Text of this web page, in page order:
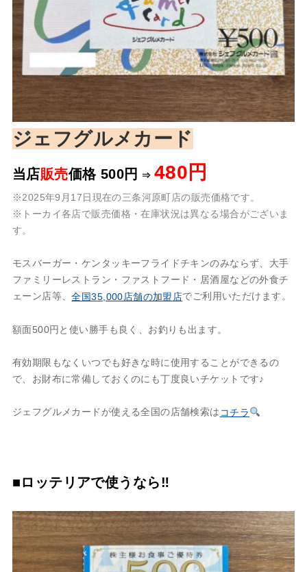
ジェフグルメカード
当店販売価格 500円 ⇒ 480円
※2025年9月17日現在の三条河原町店の販売価格です。
※トーカイ各店で販売価格・在庫状況は異なる場合がございま
す。
モスバーガー・ケンタッキーフライドチキンのみならず、大手
ファミリーレストラン・ファストフード・居酒屋などの外食チ
ェーン店等、全国35,000店舗の加盟店でご利用いただけます。
額面500円と使い勝手も良く、お釣りも出ます。
有効期限もなくいつでも好きな時に使用することができるの
で、お財布に常備しておくのにも丁度良いチケットです♪
ジェフグルメカードが使える全国の店舗検索は コチラ
■ロッテリアで使うなら‼